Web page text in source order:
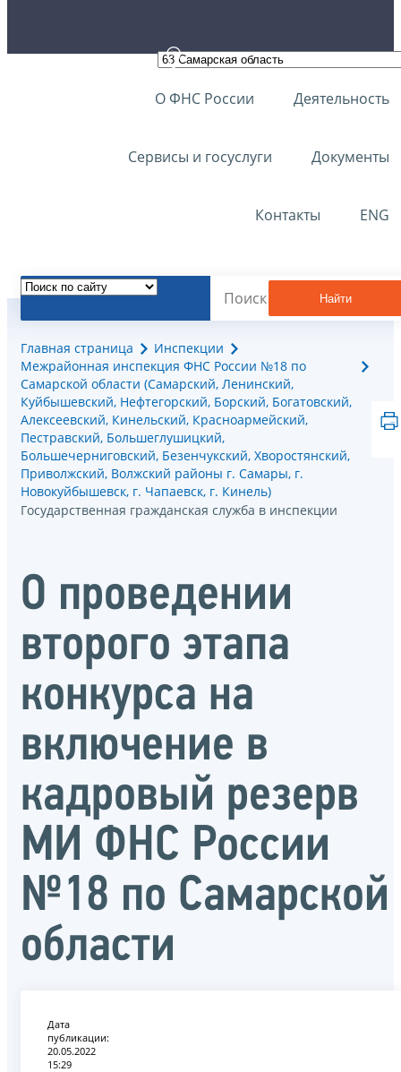
О ФНС России Деятельность
Сервисы и госуслуги Документы
Контакты ENG
Найти
Главная страница
Инспекции
Межрайонная инспекция ФНС России №18 по
Самарской области (Самарский, Ленинский,
Куйбышевский, Нефтегорский, Борский, Богатовский,
Алексеевский, Кинельский, Красноармейский,
Пестравский, Большеглушицкий,
Большечерниговский, Безенчукский, Хворостянский,
Приволжский, Волжский районы г. Самары, г.
Новокуйбышевск, г. Чапаевск, г. Кинель)
Государственная гражданская служба в инспекции
О проведении
второго этапа
конкурса на
включение в
кадровый резерв
МИ ФНС России
№18 по Самарской
области
Дата
публикации:
20.05.2022
15:29